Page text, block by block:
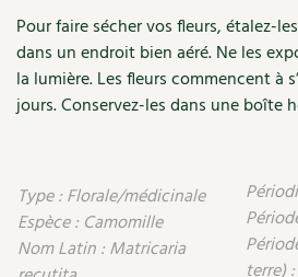
Agenda, calendrier
NOUVEAUTÉS
Cuisine saine
Alimentation et nutrition
Recettes sans gluten
Soins naturels
Société et alternatives
Entre abonné·es
Pour faire sécher vos fleurs, étalez-
dans un endroit bien aéré. Ne les
la lumière. Les fleurs commencent à
jours. Conservez-les dans une boîte
Type : Florale/médicinale
Espèce : Camomille
Nom Latin : Matricaria